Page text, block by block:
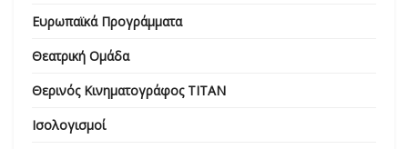
Ευρωπαϊκά Προγράμματα
Θεατρική Ομάδα
Θερινός Κινηματογράφος ΤΙΤΑΝ
Ισολογισμοί